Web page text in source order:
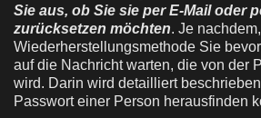
Sie aus, ob Sie sie per E-Mail oder
zurücksetzen möchten. Je
Wiederherstellungsmethode Sie
auf die Nachricht warten, die von der
wird. Darin wird detailliert
Passwort einer Person herausfinden